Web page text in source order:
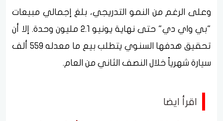
وعلى الرغم من النمو التدريجي، بلغ إجمالي مبيعات
"بي واي دي" حتى نهاية يونيو 2.1 مليون وحدة. إلا أن
تحقيق هدفها السنوي يتطلب بيع ما معدله 559 ألف
سيارة شهرياً خلال النصف الثاني من العام.
اقرأ ايضا